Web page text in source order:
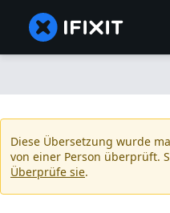
Diese Übersetzung wurde
von einer Person überprüft.
Überprüfe sie.